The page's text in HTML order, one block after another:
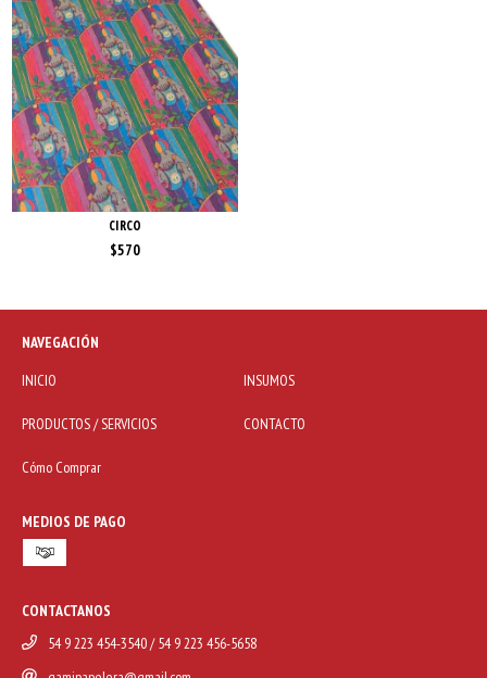
CIRCO
$570
NAVEGACIÓN
INICIO
INSUMOS
PRODUCTOS / SERVICIOS CONTACTO
Cómo Comprar
MEDIOS DE PAGO
CONTACTANOS
54 9 223 454-3540 / 54 9 223 456-5658